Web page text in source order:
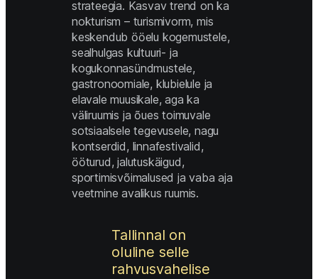
strateegia. Kasvav trend on ka
nokturism – turismivorm, mis
keskendub ööelu kogemustele,
sealhulgas kultuuri- ja
kogukonnasündmustele,
gastronoomiale, klubielule ja
elavale muusikale, aga ka
väliruumis ja õues toimuvale
sotsiaalsele tegevusele, nagu
kontserdid, linnafestivalid,
ööturud, jalutuskäigud,
sportimisvõimalused ja vaba aja
veetmine avalikus ruumis.
Tallinnal on
oluline selle
rahvusvahelise